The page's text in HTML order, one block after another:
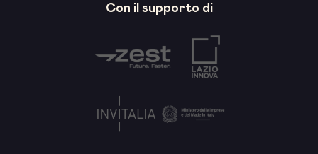
Con il supporto di